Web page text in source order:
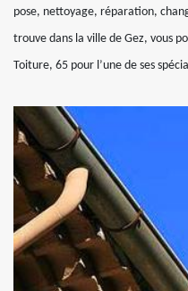
pose, nettoyage, réparation,
trouve dans la ville de Gez, vous
Toiture, 65 pour l’une de ses